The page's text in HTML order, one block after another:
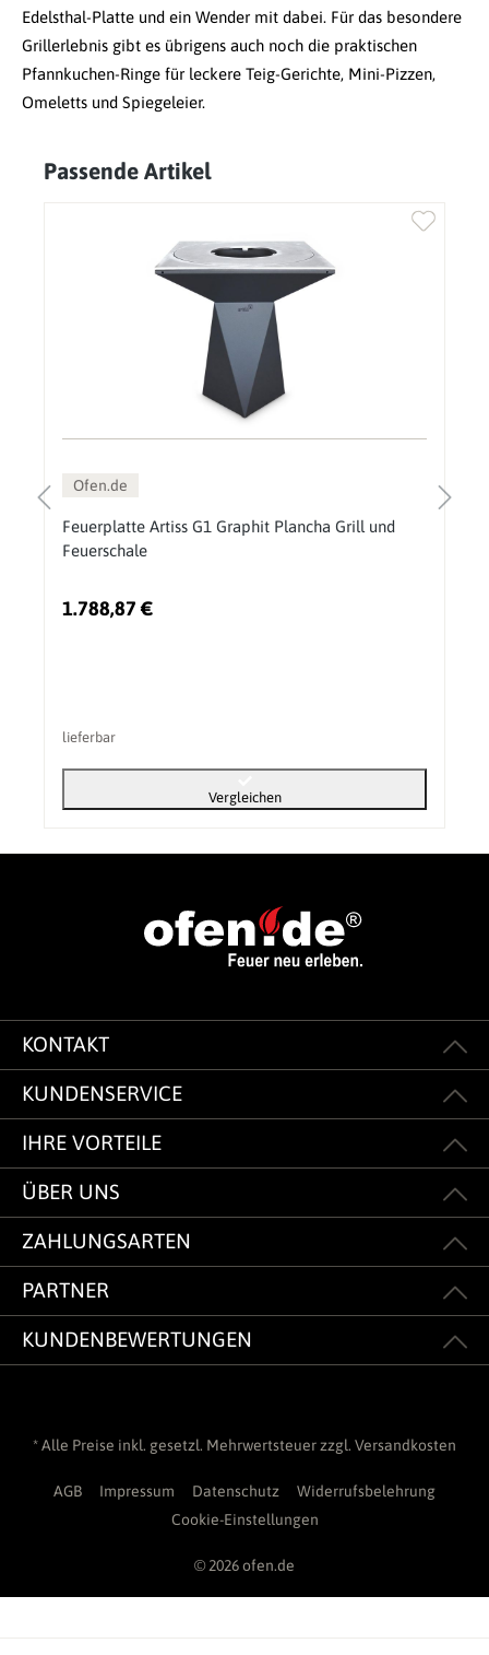
Edelsthal-Platte und ein Wender mit dabei. Für das besondere
Grillerlebnis gibt es übrigens auch noch die praktischen
Pfannkuchen-Ringe für leckere Teig-Gerichte, Mini-Pizzen,
Omeletts und Spiegeleier.
Produktgalerie überspringen
Passende Artikel
Ofen.de
Feuerplatte Artiss G1 Graphit Plancha Grill und
Feuerschale
1.788,87 €
lieferbar
Vergleichen
KONTAKT
KUNDENSERVICE
IHRE VORTEILE
ÜBER UNS
ZAHLUNGSARTEN
PARTNER
KUNDENBEWERTUNGEN
* Alle Preise inkl. gesetzl. Mehrwertsteuer zzgl. Versandkosten
AGB Impressum Datenschutz
Widerrufsbelehrung
Cookie-Einstellungen
© 2026 ofen.de